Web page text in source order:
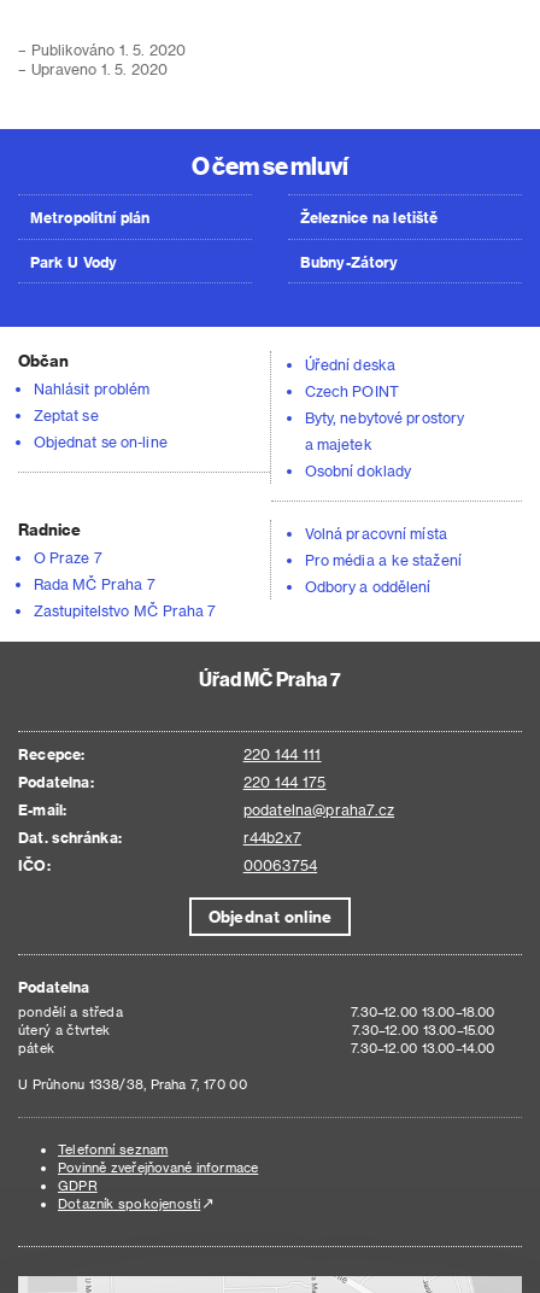
– Publikováno 1. 5. 2020
– Upraveno 1. 5. 2020
O čem se mluví
Metropolitní plán
Park U Vody
Železnice na letiště
Bubny-Zátory
Občan
Nahlásit problém
Zeptat se
Objednat se on-line
Úřední deska
Czech POINT
Byty, nebytové prostory
a majetek
Osobní doklady
Radnice
O Praze 7
Rada MČ Praha 7
Zastupitelstvo MČ Praha 7
Volná pracovní místa
Pro média a ke stažení
Odbory a oddělení
Úřad MČ Praha 7
Recepce:
220 144 111
Podatelna:
220 144 175
E-mail:
podatelna@praha7.cz
Dat. schránka:
r44b2x7
IČO:
00063754
Objednat online
Podatelna
pondělí a středa
7.30–12.00 13.00–18.00
úterý a čtvrtek
7.30–12.00 13.00–15.00
pátek
7.30–12.00 13.00–14.00
U Průhonu 1338/38, Praha 7, 170 00
Telefonní seznam
Povinně zveřejňované informace
GDPR
Dotazník spokojenosti